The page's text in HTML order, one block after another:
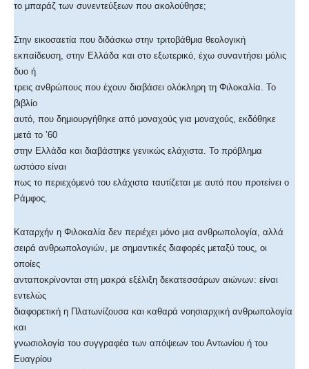
το μπαράζ των συνεντεύξεων που ακολούθησε;
Στην εικοσαετία που διδάσκω στην τριτοβάθμια θεολογική
εκπαίδευση, στην Ελλάδα και στο εξωτερικό, έχω συναντήσει μόλις
δυο ή
τρεις ανθρώπους που έχουν διαβάσει ολόκληρη τη Φιλοκαλία. Το
βιβλίο
αυτό, που δημιουργήθηκε από μοναχούς για μοναχούς, εκδόθηκε
μετά το ’60
στην Ελλάδα και διαβάστηκε γενικώς ελάχιστα. Το πρόβλημα
ωστόσο είναι
πως το περιεχόμενό του ελάχιστα ταυτίζεται με αυτό που προτείνει ο
Ράμφος.
Καταρχήν η Φιλοκαλία δεν περιέχει μόνο μια ανθρωπολογία, αλλά
σειρά ανθρωπολογιών, με σημαντικές διαφορές μεταξύ τους, οι
οποίες
ανταποκρίνονται στη μακρά εξέλιξη δεκατεσσάρων αιώνων: είναι
εντελώς
διαφορετική η Πλατωνίζουσα και καθαρά νοησιαρχική ανθρωπολογία
και
γνωσιολογία του συγγραφέα των απόψεων του Αντωνίου ή του
Ευαγρίου